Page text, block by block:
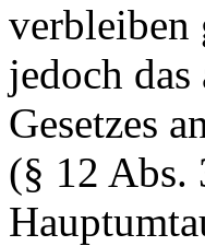
verbleiben
jedoch
Gesetzes
(§ 12 Abs.